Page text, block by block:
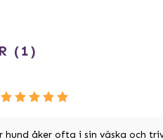
1
hund åker ofta i sin väska och